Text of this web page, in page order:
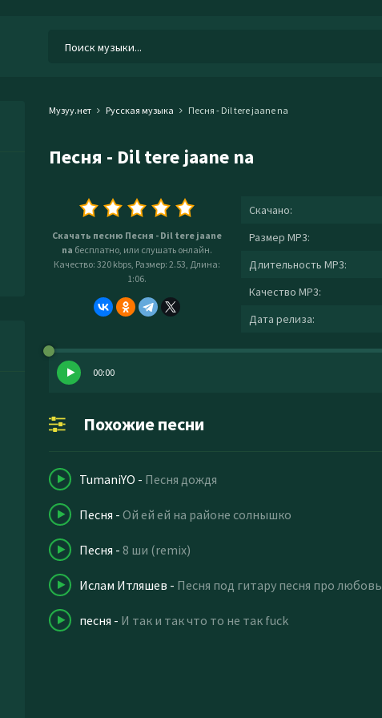
Музуу.нет Русская музыка Песня - Dil tere jaane na
Песня - Dil tere jaane na
Скачать песню Песня - Dil tere jaane
na бесплатно, или слушать онлайн.
Качество: 320 kbps, Размер: 2.53, Длина:
1:06.
Скачано:
Размер MP3:
Длительность MP3:
Качество MP3:
Дата релиза:
00:00
Похожие песни
TumaniYO - Песня дождя
Песня - Ой ей ей на районе солнышко
Песня - 8 ши (remix)
Ислам Итляшев - Песня под гитару песня про любовь
песня - И так и так что то не так fuck